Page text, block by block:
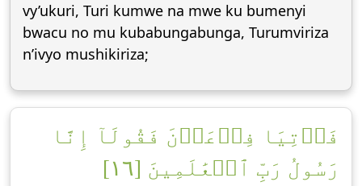
vy’ukuri, Turi kumwe na mwe ku bumenyi
bwacu no mu kubabungabunga, Turumviriza
n’ivyo mushikiriza;
فَأۡتِيَا فِرۡعَوۡنَ فَقُولَآ إِنَّا
رَسُولُ رَبِّ ٱلۡعَٰلَمِينَ [١٦]